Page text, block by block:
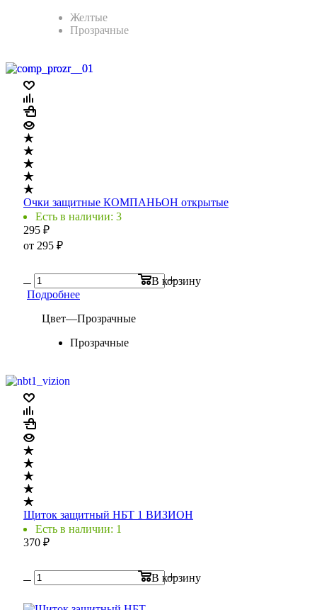
Желтые
Прозрачные
Очки защитные КОМПАНЬОН открытые
Есть в наличии: 3
295 ₽
от 295 ₽
В корзину
Подробнее
Цвет—Прозрачные
Прозрачные
Щиток защитный НБТ 1 ВИЗИОН
Есть в наличии: 1
370 ₽
В корзину